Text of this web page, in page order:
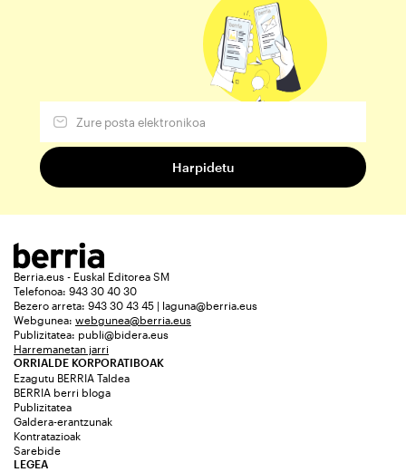
Berria.eus - Euskal Editorea SM
Telefonoa: 943 30 40 30
Bezero arreta: 943 30 43 45 | laguna@berria.eus
Webgunea: webgunea@berria.eus
Publizitatea: publi@bidera.eus
Harremanetan jarri
ORRIALDE KORPORATIBOAK
Ezagutu BERRIA Taldea
BERRIA berri bloga
Publizitatea
Galdera-erantzunak
Kontratazioak
Sarebide
LEGEA